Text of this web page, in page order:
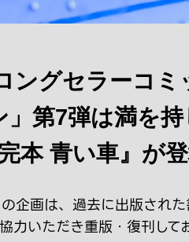
グセラーコミ
」第7弾は満を持
本 青い車』が
企画は、過去に出版され
いただき重版・復刊して